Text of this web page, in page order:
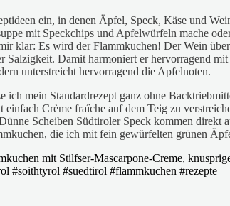
ein, in denen Äpfel, Speck, Käse und
mit Speckchips und Apfelwürfeln mache
klar: Es wird der Flammkuchen! Der Wein
Salzigkeit. Damit harmoniert er hervorragend
unterstreicht hervorragend die Apfelnoten.
ich mein Standardrezept ganz ohne
einfach Crème fraîche auf dem Teig zu
Scheiben Südtiroler Speck kommen direkt
die ich mit fein gewürfelten grünen